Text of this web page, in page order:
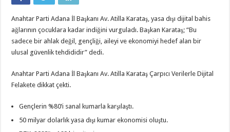
Anahtar Parti Adana İl Başkanı Av. Atilla Karataş, yasa dışı dijital bahis
ağlarının çocuklara kadar indiğini vurguladı. Başkan Karataş; “Bu
sadece bir ahlak değil, gençliği, aileyi ve ekonomiyi hedef alan bir
ulusal güvenlik tehdididir” dedi.
Anahtar Parti Adana İl Başkanı Av. Atilla Karataş Çarpıcı Verilerle Dijital
Felakete dikkat çekti.
Gençlerin %80’i sanal kumarla karşılaştı.
50 milyar dolarlık yasa dışı kumar ekonomisi oluştu.